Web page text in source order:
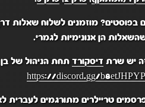
בפוסטים? מוזמנים לשלוח שאלות
הן אנונימיות לגמרי.
יש שרת דיסקורד תחת הניהול של בן
https://discord.gg/
טריילרים מתורגמים לעברית